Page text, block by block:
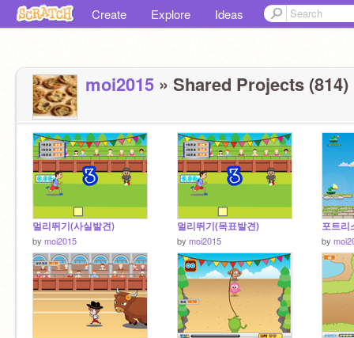
Create Explore Ideas
moi2015 » Shared Projects (814)
멀리뛰기(사실발견)
by moi2015
멀리뛰기(목표발견)
by moi2015
포트리
by